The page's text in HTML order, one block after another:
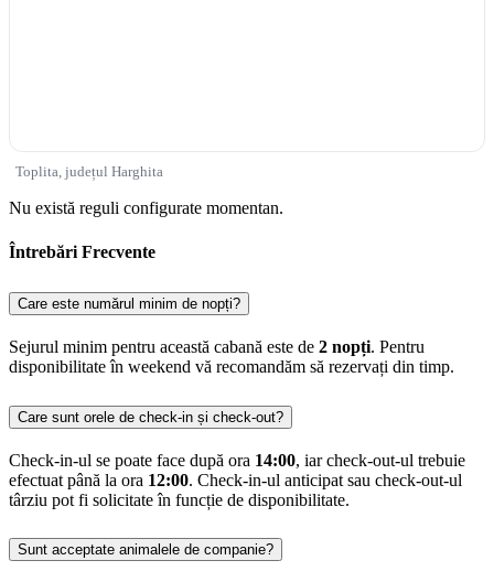
Toplita, județul Harghita
Nu există reguli configurate momentan.
Întrebări Frecvente
Care este numărul minim de nopți?
Sejurul minim pentru această cabană este de 2 nopți. Pentru
disponibilitate în weekend vă recomandăm să rezervați din timp.
Care sunt orele de check-in și check-out?
Check-in-ul se poate face după ora 14:00, iar check-out-ul trebuie
efectuat până la ora 12:00. Check-in-ul anticipat sau check-out-ul
târziu pot fi solicitate în funcție de disponibilitate.
Sunt acceptate animalele de companie?